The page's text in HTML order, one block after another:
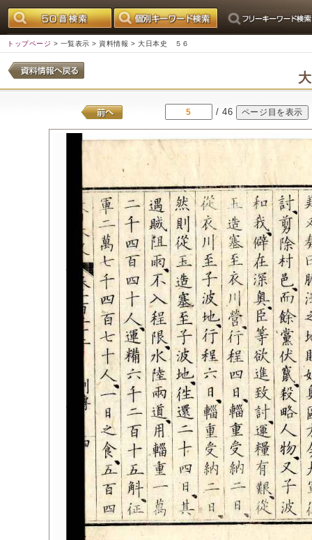
トップページ > 一覧表示 > 資料情報 > 大日本史 ５６
/ 46